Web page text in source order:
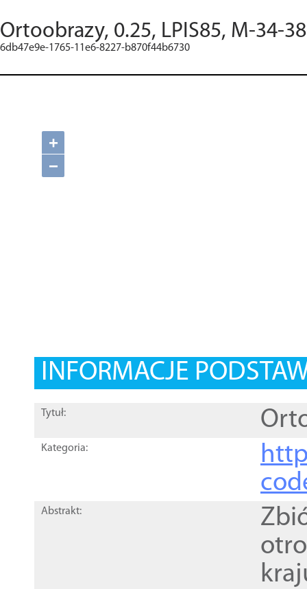
Ortoobrazy, 0.25, LPIS85, M-34-
6db47e9e-1765-11e6-8227-b870f44b6730
+
−
INFORMACJE
Tytuł:
Kategoria:
Abstrakt: